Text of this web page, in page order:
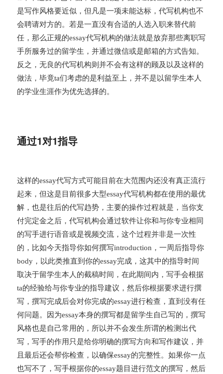
是写作风格要近似，但凡是一项未能达标，代写机构也不
会聘请对方的。若是一直没有合适的人选入职来替代前
任，那么正规的essay代写机构的做法就是放弃那些离职写
手所服务过的留学生，并通过微信或是邮箱的方式告知。
反之，无良的代写机构则并不会有这样的顾及以及这样的
做法，毕竟ta们考虑的是利益至上，并不是以留学生本人
的学业生涯作为优先选择的。
通过1对1指导
这样的essay代写方式可能目前在大范围内还没有真正流行
起来，但这是目前很多大型essay代写机构都在使用的最优
解，也是往后的代写趋势，主要的操作过程就是，当你支
付完定金之后，代写机构会通过软件让你和与你专业相同
的写手进行语音或是视频交流，这个过程并非是一次性
的，比如今天指导你如何撰写introduction，一周后指导你
body，以此类推直到你的essay完成，这其中的指导时间
取决于留学生本人的截稿时间，在此期间内，写手会根据
ta的经验给与你专业的指导建议，然后你根据要求进行撰
写，撰写完成后会对你完成的essay进行检查，直到没有任
何问题。因为essay本身的撰写都是留学生自己写的，撰写
风格也是自己常用的，所以并不会发生所谓的检测出代
写，写手的作用只是给你明确的撰写方向和写作建议，并
且最后还会帮你检查，以确保essay的完整性。如果你一点
也写不了，写手根据你的essay题目进行范文的撰写，然后